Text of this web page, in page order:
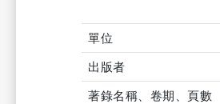
單位
出版者
著錄名稱、卷期、頁數